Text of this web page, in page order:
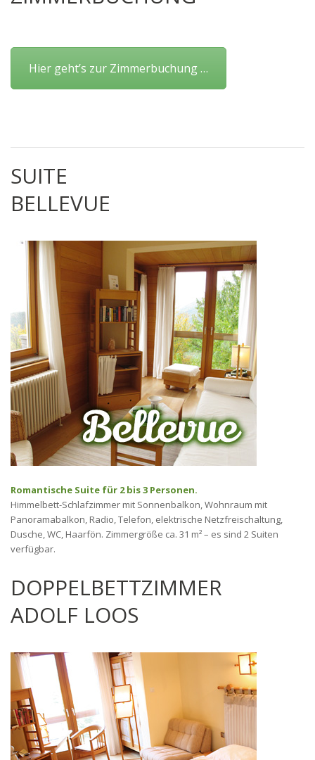
Hier geht’s zur Zimmerbuchung …
SUITE
BELLEVUE
Romantische Suite für 2 bis 3 Personen.
Himmelbett-Schlafzimmer mit Sonnenbalkon, Wohnraum mit
Panoramabalkon, Radio, Telefon, elektrische Netzfreischaltung,
Dusche, WC, Haarfön. Zimmergröße ca. 31 m² – es sind 2 Suiten
verfügbar.
DOPPELBETTZIMMER
ADOLF LOOS